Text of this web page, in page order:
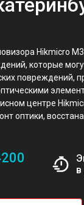
Hikmicro
которые
повреждений,
центре
оптики,